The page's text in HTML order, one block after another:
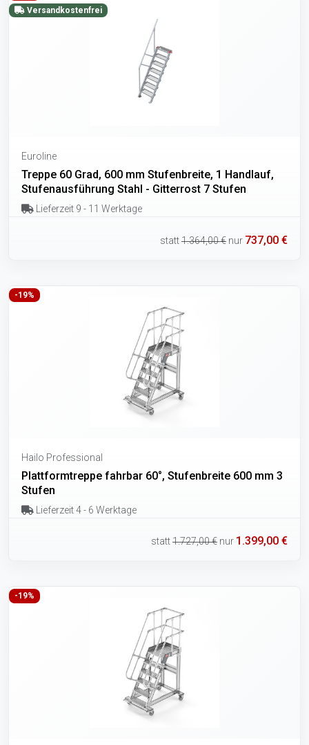
Versandkostenfrei
Euroline
Treppe 60 Grad, 600 mm Stufenbreite, 1 Handlauf,
Stufenausführung Stahl - Gitterrost 7 Stufen
Lieferzeit 9 - 11 Werktage
statt1.364,00 € nur 737,00 €
-19%
Hailo Professional
Plattformtreppe fahrbar 60°, Stufenbreite 600 mm 3
Stufen
Lieferzeit 4 - 6 Werktage
statt1.727,00 € nur 1.399,00 €
-19%